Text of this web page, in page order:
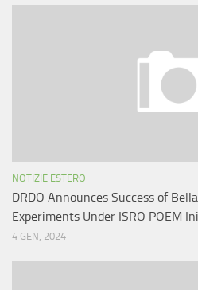
NOTIZIE ESTERO
DRDO Announces Success of
Experiments Under ISRO POEM
4 GEN, 2024